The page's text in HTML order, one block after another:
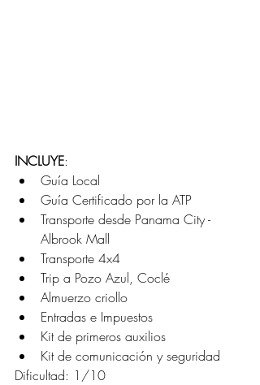
INCLUYE:
Guía Local
Guía Certificado por la ATP
Transporte desde Panama City -
Albrook Mall
Transporte 4x4
Trip a Pozo Azul, Coclé
Almuerzo criollo
Entradas e Impuestos
Kit de primeros auxilios
Kit de comunicación y seguridad
Dificultad: 1/10